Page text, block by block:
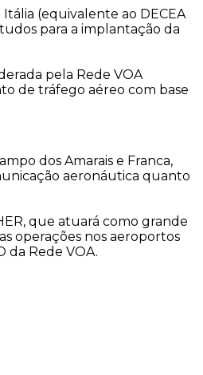
(equivalente ao DECEA
para a implantação da
pela Rede VOA
de tráfego aéreo com base
dos Amarais e Franca,
aeronáutica quanto
que atuará como grande
operações nos aeroportos
da Rede VOA.